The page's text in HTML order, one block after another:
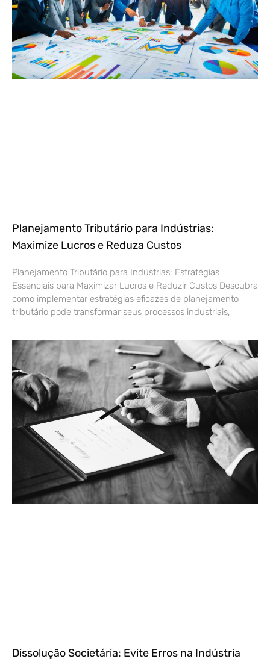
Planejamento Tributário para Indústrias:
Maximize Lucros e Reduza Custos
Planejamento Tributário para Indústrias: Estratégias
Essenciais para Maximizar Lucros e Reduzir Custos Descubra
como implementar estratégias eficazes de planejamento
tributário pode transformar seus processos industriais,
Dissolução Societária: Evite Erros na Indústria